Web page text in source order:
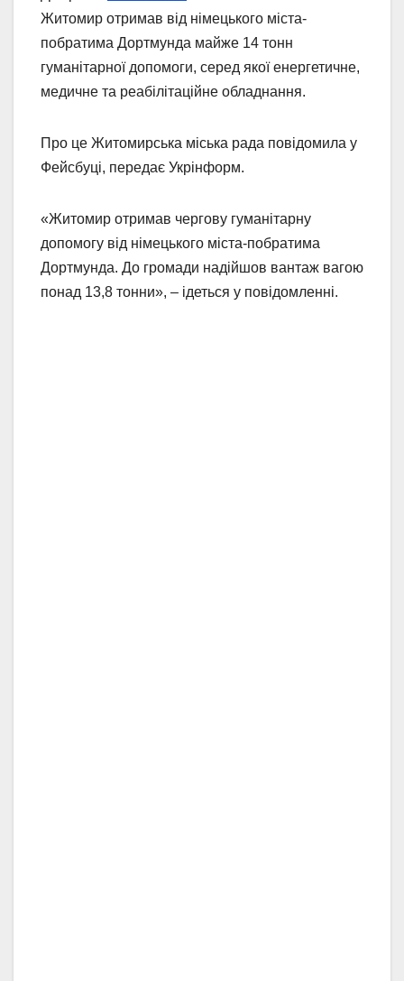
Житомир отримав від німецького міста-
побратима Дортмунда майже 14 тонн
гуманітарної допомоги, серед якої енергетичне,
медичне та реабілітаційне обладнання.
Про це Житомирська міська рада повідомила у
Фейсбуці, передає Укрінформ.
«Житомир отримав чергову гуманітарну
допомогу від німецького міста-побратима
Дортмунда. До громади надійшов вантаж вагою
понад 13,8 тонни», – ідеться у повідомленні.